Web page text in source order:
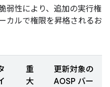
弱性により、追加の実行権
カルで権限を昇格されるお
重
大
更新対象の
AOSP バー